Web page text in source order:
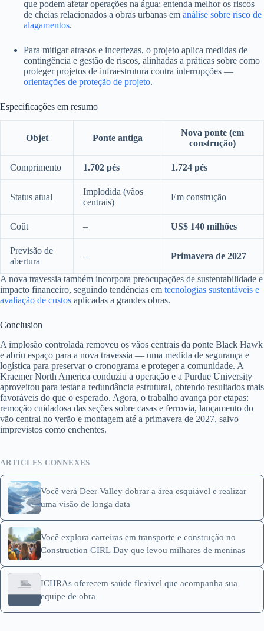
que podem afetar operações na água; entenda melhor os riscos
de cheias relacionados a obras urbanas em análise sobre risco de
alagamentos.
Para mitigar atrasos e incertezas, o projeto aplica medidas de
contingência e gestão de riscos, alinhadas a práticas sobre como
proteger projetos de infraestrutura contra interrupções —
orientações de proteção de projeto.
Especificações em resumo
Objet Ponte antiga
Nova ponte (em
construção)
Comprimento 1.702 pés 1.724 pés
Status atual
Implodida (vãos
centrais)
Em construção
Coût – US$ 140 milhões
Previsão de
abertura
– Primavera de 2027
A nova travessia também incorpora preocupações de sustentabilidade e
impacto financeiro, seguindo tendências em tecnologias sustentáveis e
avaliação de custos aplicadas a grandes obras.
Conclusion
A implosão controlada removeu os vãos centrais da ponte Black Hawk
e abriu espaço para a nova travessia — uma medida de segurança e
logística para preservar o cronograma e proteger a comunidade. A
Kraemer North America conduziu a operação e a Purdue University
aproveitou para testar a redundância estrutural, obtendo resultados mais
favoráveis do que o esperado. Agora, o trabalho avança por etapas:
remoção cuidadosa das seções sobre casas e ferrovia, lançamento do
vão central no verão e montagem até a primavera de 2027, salvo
imprevistos como enchentes.
ARTICLES CONNEXES
Você verá Deer Valley dobrar a área esquiável e realizar
uma visão de longa data
Você explora carreiras em transporte e construção no
Construction GIRL Day que levou milhares de meninas
ICHRAs oferecem saúde flexível que acompanha sua
equipe de obra